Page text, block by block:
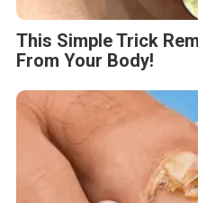
This Simple Trick
From Your Body!